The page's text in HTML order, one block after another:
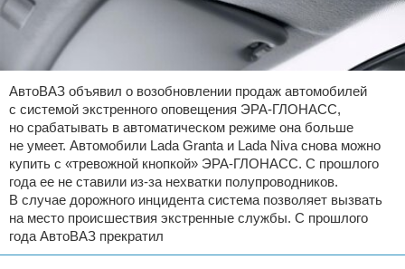
АвтоВАЗ объявил о возобновлении продаж автомобилей
с системой экстренного оповещения ЭРА-ГЛОНАСС,
но срабатывать в автоматическом режиме она больше
не умеет. Автомобили Lada Granta и Lada Niva снова можно
купить с «тревожной кнопкой» ЭРА-ГЛОНАСС. С прошлого
года ее не ставили из-за нехватки полупроводников.
В случае дорожного инцидента система позволяет вызвать
на место происшествия экстренные службы. С прошлого
года АвтоВАЗ прекратил